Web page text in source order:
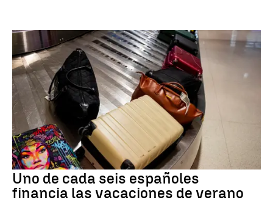
Uno de cada seis españoles
financia las vacaciones de verano